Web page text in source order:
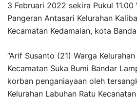
3 Februari 2022 sekira Pukul 11.00
Pangeran Antasari Kelurahan
Kecamatan Kedamaian, kota
“Arif Susanto (21) Warga
Kecamatan Suka Bumi Bandar
korban penganiayaan oleh
Kelurahan Labuhan Ratu